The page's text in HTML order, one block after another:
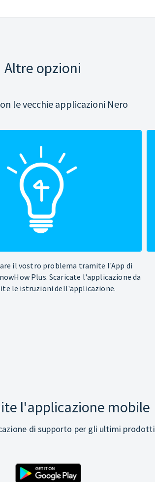
Altre opzioni
le vecchie applicazioni Nero
il vostro problema tramite l'App di
Plus. Scaricate l'applicazione da
le istruzioni dell'applicazione.
l'applicazione mobile
di supporto per gli ultimi